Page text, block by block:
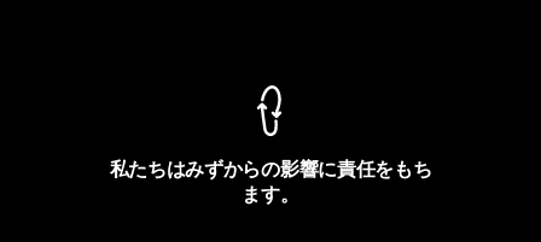
私たちはみずからの影響に責任をもち
ます。